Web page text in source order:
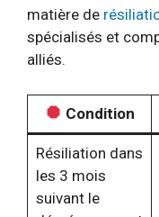
matière de
spécialisés et
alliés.
Condition
Résiliation dans
les 3 mois
suivant le